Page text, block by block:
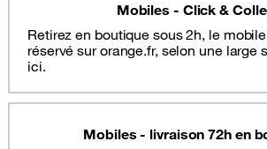
Mobiles - Click &
Retirez en boutique sous 2h, le
réservé sur orange.fr, selon une large
ici.
Mobiles - livraison 72h en